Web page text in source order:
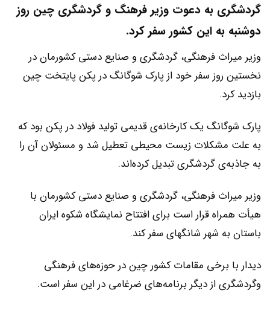
گردشگری به دعوت وزیر فرهنگ و گردشگری چین روز
دوشنبه به این کشور سفر کرد.
وزیر میراث فرهنگی، گردشگری و صنایع دستی کشورمان در
نخستین روز سفر خود از پارک شوگانگ در پکن پایتخت چین
بازدید کرد.
پارک شوگانگ یک کارخانه‌ی قدیمی تولید فولاد در پکن بود که
به علت مشکلات زیست محیطی تعطیل شد و مسئولان آن را
به جاذبه‌ی گردشگری تبدیل کرده‌اند.
وزیر میراث فرهنگی، گردشگری و صنایع دستی کشورمان با
هیأت همراه قرار است برای افتتاح نمایشگاه شکوه ایران
باستان به شهر شانگهای سفر کند.
دیدار با برخی مقامات کشور چین در حوزه‌های فرهنگی
وگردشگری از دیگر برنامه‌های ضرغامی در این سفر است.